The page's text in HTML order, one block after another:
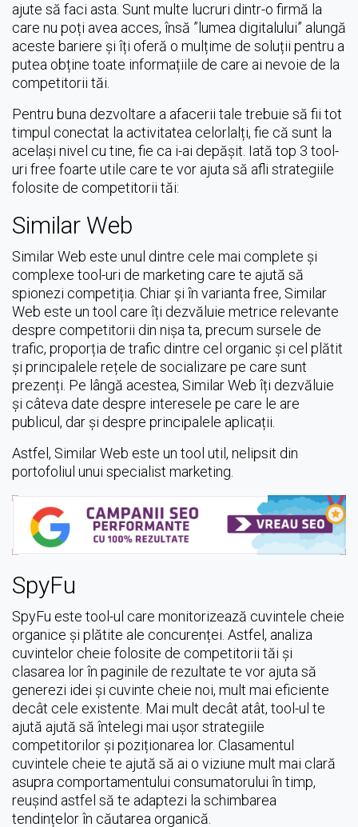
ajute să faci asta. Sunt multe lucruri dintr-o firmă la
care nu poți avea acces, însă ”lumea digitalului” alungă
aceste bariere și îți oferă o mulțime de soluții pentru a
putea obține toate informațiile de care ai nevoie de la
competitorii tăi.
Pentru buna dezvoltare a afacerii tale trebuie să fii tot
timpul conectat la activitatea celorlalți, fie că sunt la
același nivel cu tine, fie ca i-ai depășit. Iată top 3 tool-
uri free foarte utile care te vor ajuta să afli strategiile
folosite de competitorii tăi:
Similar Web
Similar Web este unul dintre cele mai complete și
complexe tool-uri de marketing care te ajută să
spionezi competiția. Chiar și în varianta free, Similar
Web este un tool care îți dezvăluie metrice relevante
despre competitorii din nișa ta, precum sursele de
trafic, proporția de trafic dintre cel organic și cel plătit
și principalele rețele de socializare pe care sunt
prezenți. Pe lângă acestea, Similar Web îți dezvăluie
și câteva date despre interesele pe care le are
publicul, dar și despre principalele aplicații.
Astfel, Similar Web este un tool util, nelipsit din
portofoliul unui specialist marketing.
SpyFu
SpyFu este tool-ul care monitorizează cuvintele cheie
organice și plătite ale concurenței. Astfel, analiza
cuvintelor cheie folosite de competitorii tăi și
clasarea lor în paginile de rezultate te vor ajuta să
generezi idei și cuvinte cheie noi, mult mai eficiente
decât cele existente. Mai mult decât atât, tool-ul te
ajută ajută să întelegi mai ușor strategiile
competitorilor și poziționarea lor. Clasamentul
cuvintele cheie te ajută să ai o viziune mult mai clară
asupra comportamentului consumatorului în timp,
reușind astfel să te adaptezi la schimbarea
tendințelor în căutarea organică.